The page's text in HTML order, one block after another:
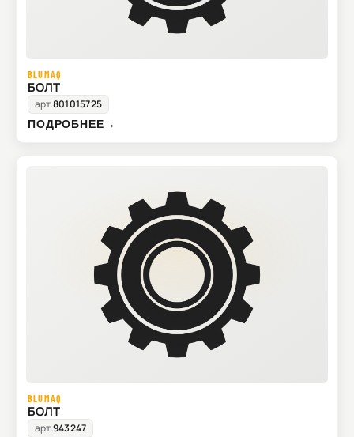
BLUMAQ
БОЛТ
арт.801015725
ПОДРОБНЕЕ→
BLUMAQ
БОЛТ
арт.943247